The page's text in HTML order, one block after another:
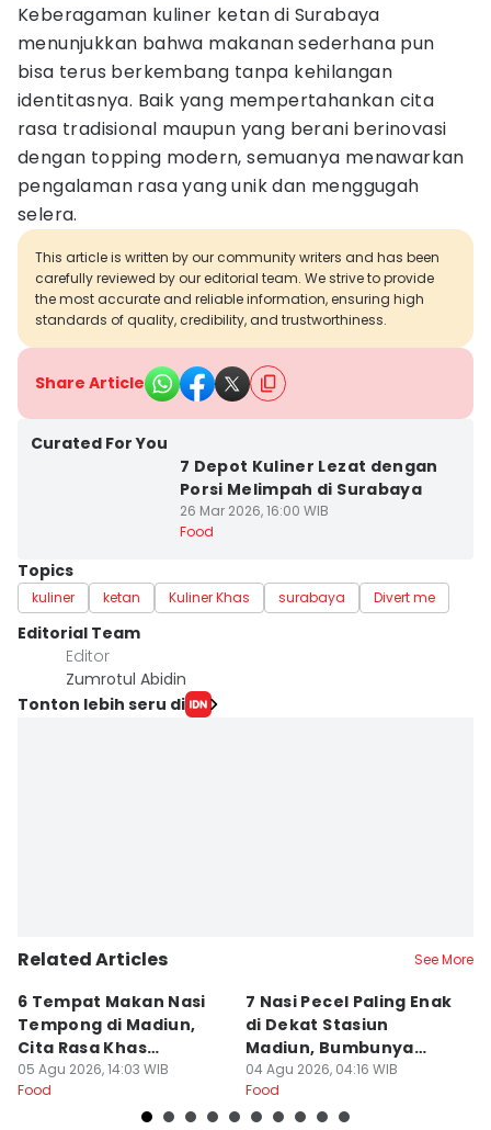
Keberagaman kuliner ketan di Surabaya
menunjukkan bahwa makanan sederhana pun
bisa terus berkembang tanpa kehilangan
identitasnya. Baik yang mempertahankan cita
rasa tradisional maupun yang berani berinovasi
dengan topping modern, semuanya menawarkan
pengalaman rasa yang unik dan menggugah
selera.
This article is written by our community writers and has been
carefully reviewed by our editorial team. We strive to provide
the most accurate and reliable information, ensuring high
standards of quality, credibility, and trustworthiness.
Share Article
Curated For You
7 Depot Kuliner Lezat dengan
Porsi Melimpah di Surabaya
26 Mar 2026, 16:00 WIB
Food
Topics
kuliner ketan Kuliner Khas surabaya Divert me
Editorial Team
Editor
Zumrotul Abidin
Tonton lebih seru di
Related Articles See More
6 Tempat Makan Nasi
Tempong di Madiun,
Cita Rasa Khas
Banyuwangi
05 Agu 2026, 14:03 WIB
Food
7 Nasi Pecel Paling Enak
di Dekat Stasiun
Madiun, Bumbunya
Khas
04 Agu 2026, 04:16 WIB
Food